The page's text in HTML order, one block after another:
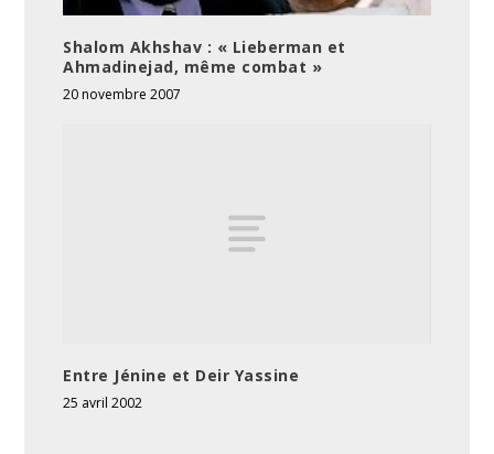
Shalom Akhshav : « Lieberman et
Ahmadinejad, même combat »
20 novembre 2007
Entre Jénine et Deir Yassine
25 avril 2002